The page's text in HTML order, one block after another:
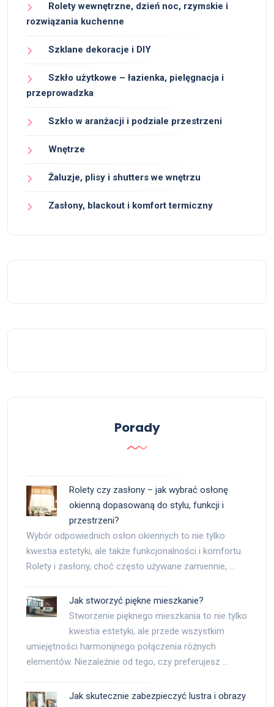
Rolety wewnętrzne, dzień noc, rzymskie i
rozwiązania kuchenne
Szklane dekoracje i DIY
Szkło użytkowe – łazienka, pielęgnacja i
przeprowadzka
Szkło w aranżacji i podziale przestrzeni
Wnętrze
Żaluzje, plisy i shutters we wnętrzu
Zasłony, blackout i komfort termiczny
Porady
Rolety czy zasłony – jak wybrać osłonę
okienną dopasowaną do stylu, funkcji i
przestrzeni?
Wybór odpowiednich osłon okiennych to nie tylko
kwestia estetyki, ale także funkcjonalności i komfortu.
Rolety i zasłony, choć często używane zamiennie, …
Jak stworzyć piękne mieszkanie?
Stworzenie pięknego mieszkania to nie tylko
kwestia estetyki, ale przede wszystkim
umiejętności harmonijnego połączenia różnych
elementów. Niezależnie od tego, czy preferujesz …
Jak skutecznie zabezpieczyć lustra i obrazy